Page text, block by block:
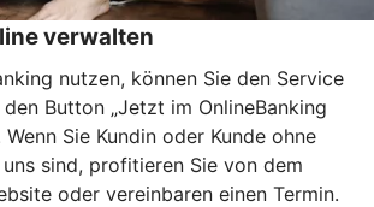
verwalten
nutzen, können Sie den Service
Button „Jetzt im OnlineBanking
Wenn Sie Kundin oder Kunde ohne
sind, profitieren Sie von dem
oder vereinbaren einen Termin.